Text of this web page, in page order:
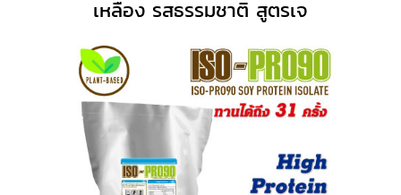
เหลือง รสธรรมชาติ สูตรเจ